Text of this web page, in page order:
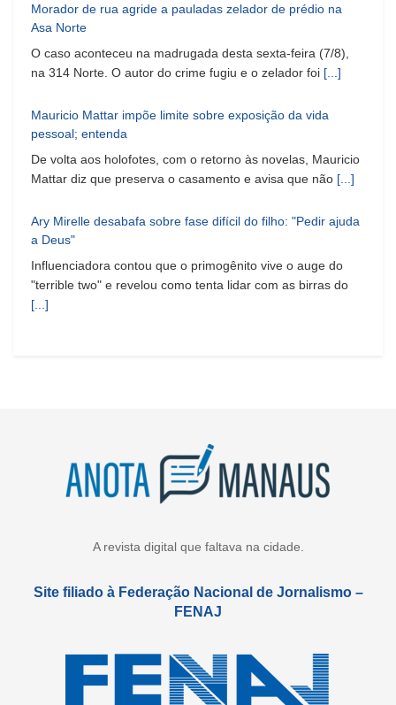
Morador de rua agride a pauladas zelador de prédio na
Asa Norte
O caso aconteceu na madrugada desta sexta-feira (7/8),
na 314 Norte. O autor do crime fugiu e o zelador foi [...]
Mauricio Mattar impõe limite sobre exposição da vida
pessoal; entenda
De volta aos holofotes, com o retorno às novelas, Mauricio
Mattar diz que preserva o casamento e avisa que não [...]
Ary Mirelle desabafa sobre fase difícil do filho: "Pedir ajuda
a Deus"
Influenciadora contou que o primogênito vive o auge do
"terrible two" e revelou como tenta lidar com as birras do
[...]
A revista digital que faltava na cidade.
Site filiado à Federação Nacional de Jornalismo –
FENAJ